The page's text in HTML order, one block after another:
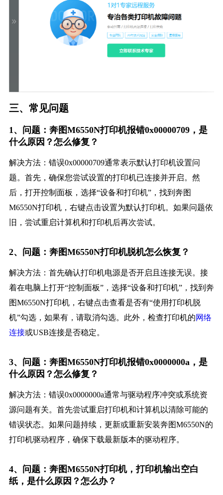
三、常见问题
1、问题：奔图M6550N打印机报错0x00000709，是
什么原因？怎么修复？
解决方法：错误0x00000709通常表示默认打印机设置问
题。首先，确保您尝试设置的打印机已连接并开启。然
后，打开控制面板，选择“设备和打印机”，找到奔图
M6550N打印机，右键点击设置为默认打印机。如果问题依
旧，尝试重启计算机和打印机后再次尝试。
2、问题：奔图M6550N打印机脱机怎么恢复？
解决方法：首先确认打印机电源是否开启且连接无误。接
着在电脑上打开“控制面板”，选择“设备和打印机”，找到奔
图M6550N打印机，右键点击查看是否有“使用打印机脱
机”勾选，如果有，请取消勾选。此外，检查打印机的网络
连接或USB连接是否稳定。
3、问题：奔图M6550N打印机报错0x0000000a，是
什么原因？怎么修复？
解决方法：错误0x0000000a通常与驱动程序冲突或系统资
源问题有关。首先尝试重启打印机和计算机以清除可能的
错误状态。如果问题持续，更新或重新安装奔图M6550N的
打印机驱动程序，确保下载最新版本的驱动程序。
4、问题：奔图M6550N打印机，打印机输出空白
纸，是什么原因？怎么办？